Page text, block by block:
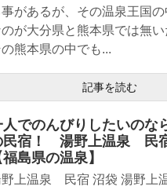
事があるが、その温泉王国
が大分県と熊本県では無い
熊本県の中でも...
記事を読む
人でのんびりしたいのな
民宿！ 湯野上温泉 民
福島県の温泉】
上温泉 民宿 沼袋 湯野上